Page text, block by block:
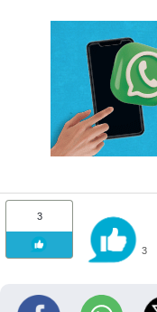
3
3